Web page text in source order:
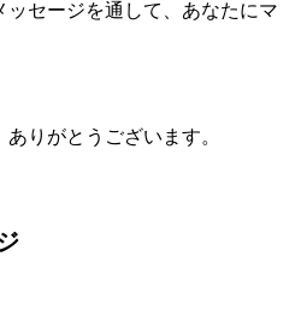
セージを通して、あなたにマ
りがとうございます。